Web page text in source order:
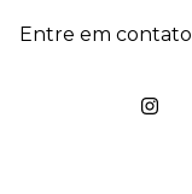
Entre em contato